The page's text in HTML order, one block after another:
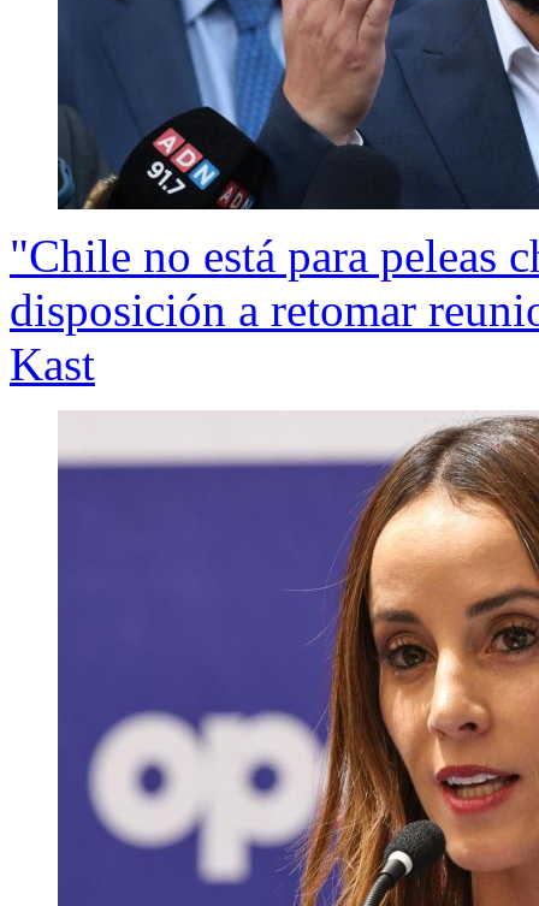
"Chile no está para peleas
disposición a retomar
Kast